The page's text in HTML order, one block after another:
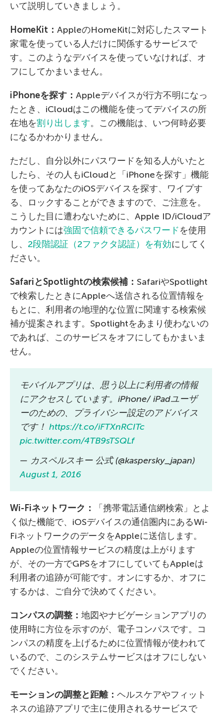
いて説明していきましょう。
HomeKit ： AppleのHomeKitに対応したスマート
家電を使っている人だけに関係するサービスで
す。このようなデバイスを使っていなければ、オ
フにしてかまいません。
iPhoneを探す： Appleデバイスが行方不明になっ
たとき、iCloudはこの機能を使ってデバイスの所
在地を割り出します。この機能は、いつ何時必要
になるかわかりません。
ただし、自分以外にパスワードを知る人がいたと
したら、その人もiCloudと「iPhoneを探す」機能
を使ってあなたのiOSデバイスを探す、ワイプす
る、ロックすることができますので、ご注意を。
こうした目に遭わないために、Apple ID/iCloudア
カウントには強固で信頼できるパスワードを使用
し、 2段階認証（2ファクタ認証）を有効にしてく
ださい。
SafariとSpotlightの検索候補： SafariやSpotlight
で検索したときにAppleへ送信される位置情報を
もとに、利用者の地理的な位置に関連する検索候
補が提案されます。Spotlightをあまり使わないの
であれば、このサービスをオフにしてもかまいま
せん。
モバイルアプリは、思う以上に利用者の情報
にアクセスしています。iPhone/ iPadユーザ
ーのための、プライバシー設定のアドバイス
です！ https://t.co/iFTXnRCITc
pic.twitter.com/4TB9sTSQLf
— カスペルスキー 公式 (@kaspersky_japan)
August 1, 2016
Wi-Fiネットワーク：
「携帯電話通信網検索」とよ
く似た機能で、iOSデバイスの通信圏内にあるWi-
FiネットワークのデータをAppleに送信します。
Appleの位置情報サービスの精度は上がります
が、その一方でGPSをオフにしていてもAppleは
利用者の追跡が可能です。オンにするか、オフに
するかは、ご自分で決めてください。
コンパスの調整： 地図やナビゲーションアプリの
使用時に方位を示すのが、電子コンパスです。コ
ンパスの精度を上げるために位置情報が使われて
いるので、このシステムサービスはオフにしない
でください。
モーションの調整と距離： ヘルスケアやフィット
ネスの追跡アプリで主に使用されるサービスで